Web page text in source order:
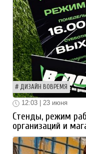
ДИЗАЙН ВОВРЕМЯ
12:03 | 23 июня
Стенды, режим
организаций и